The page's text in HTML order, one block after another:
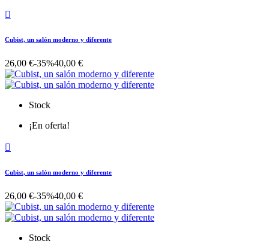

Cubist, un salón moderno y diferente
26,00 €-35%40,00 €
Stock
¡En oferta!

Cubist, un salón moderno y diferente
26,00 €-35%40,00 €
Stock